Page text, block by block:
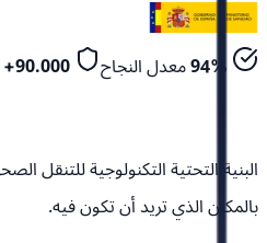
94%معدل النجاح 90.000+
البنية التحتية التكنولوجية للتنقل
بالمكان الذي تريد أن تكون فيه.